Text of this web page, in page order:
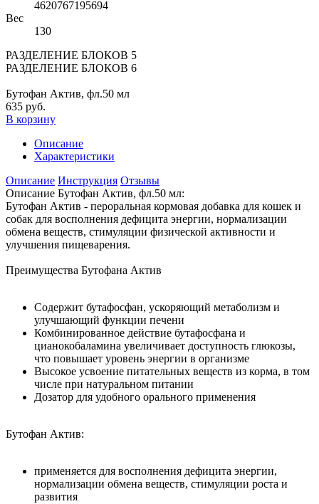
4620767195694
Вес
130
РАЗДЕЛЕНИЕ БЛОКОВ 5
РАЗДЕЛЕНИЕ БЛОКОВ 6
Бутофан Актив, фл.50 мл
635 руб.
В корзину
Описание
Характеристики
Описание Инструкция Отзывы
Описание Бутофан Актив, фл.50 мл:
Бутофан Актив - пероральная кормовая добавка для кошек и
собак для восполнения дефицита энергии, нормализации
обмена веществ, стимуляции физической активности и
улучшения пищеварения.
Преимущества Бутофана Актив
Cодержит бутафосфан, ускоряющий метаболизм и
улучшающий функции печени
Комбинированное действие бутафосфана и
цианокобаламина увеличивает доступность глюкозы,
что повышает уровень энергии в организме
Высокое усвоение питательных веществ из корма, в том
числе при натуральном питании
Дозатор для удобного орального применения
Бутофан Актив:
применяется для восполнения дефицита энергии,
нормализации обмена веществ, стимуляции роста и
развития